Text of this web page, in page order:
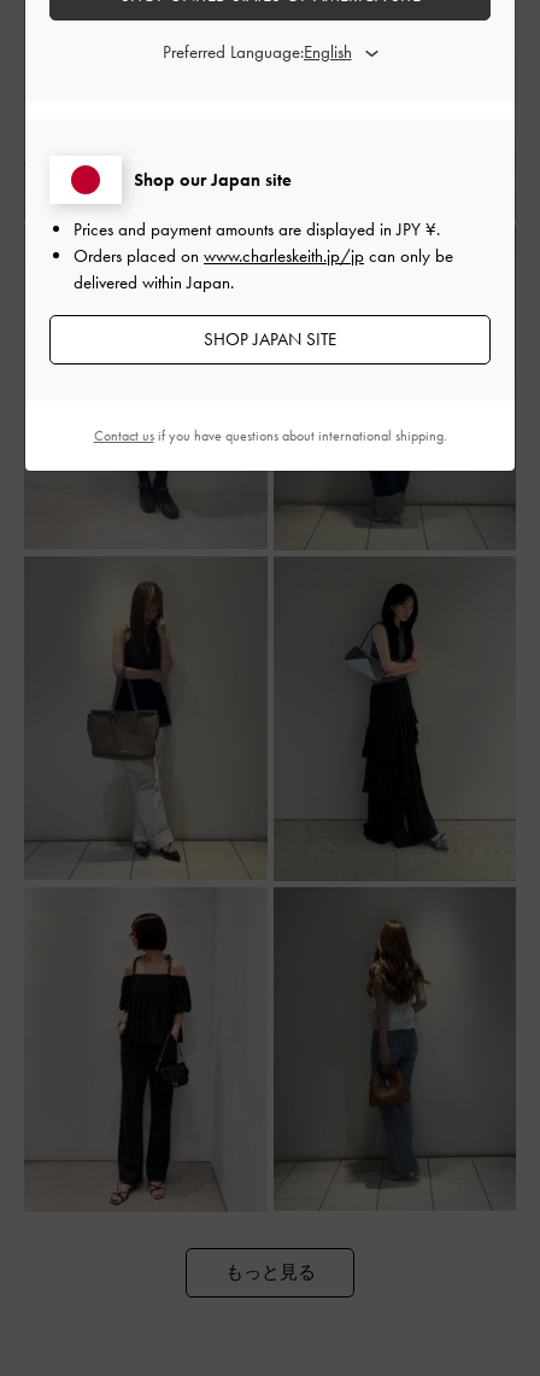
もっと見る
Shop our Japan site
Prices and payment amounts are displayed inJPY ¥.
Orders placed on www.charleskeith.jp/jp can only be
delivered within Japan.
SHOP JAPAN SITE
Preferred Language:
Contact usif you have questions about international shipping.